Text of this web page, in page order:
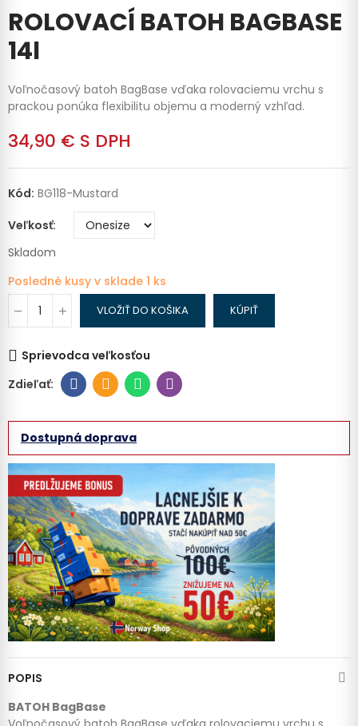
ROLOVACÍ BATOH BAGBASE
14l
Voľnočasový batoh BagBase vďaka rolovaciemu vrchu s
prackou ponúka flexibilitu objemu a moderný vzhľad.
34,90 € S DPH
Kód: BG118-Mustard
Veľkosť
Skladom
Posledné kusy v sklade 1 ks
VLOŽIŤ DO KOŠIKA KÚPIŤ
Sprievodca veľkosťou
Dostupná doprava
POPIS
BATOH BagBase